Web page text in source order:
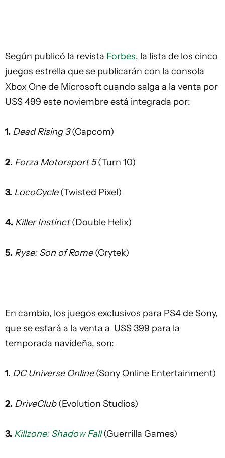
Según publicó la revista Forbes, la lista de los cinco
juegos estrella que se publicarán con la consola
Xbox One de Microsoft cuando salga a la venta por
US$ 499 este noviembre está integrada por:
1. Dead Rising 3(Capcom)
2. Forza Motorsport 5(Turn 10)
3. LocoCycle(Twisted Pixel)
4. Killer Instinct(Double Helix)
5. Ryse: Son of Rome(Crytek)
En cambio, los juegos exclusivos para PS4 de Sony,
que se estará a la venta a US$ 399 para la
temporada navideña, son:
1. DC Universe Online(Sony Online Entertainment)
2. DriveClub(Evolution Studios)
3. Killzone: Shadow Fall(Guerrilla Games)